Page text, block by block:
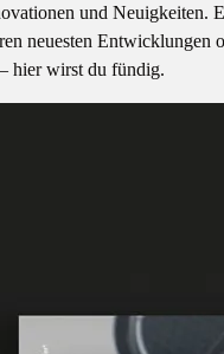
und Neuigkeiten.
neuesten Entwicklungen
hier wirst du fündig.